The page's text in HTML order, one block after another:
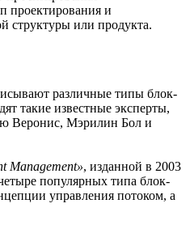
проектирования и
структуры или продукта.
различные типы блок-
такие известные эксперты,
Веронис, Мэрилин Бол и
Management», изданной в 2003
популярных типа блок-
управления потоком, а